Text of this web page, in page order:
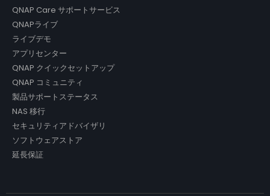
QNAP Care サポートサービス
QNAPライブ
ライブデモ
アプリセンター
QNAP クイックセットアップ
QNAP コミュニティ
製品サポートステータス
NAS 移行
セキュリティアドバイザリ
ソフトウェアストア
延長保証